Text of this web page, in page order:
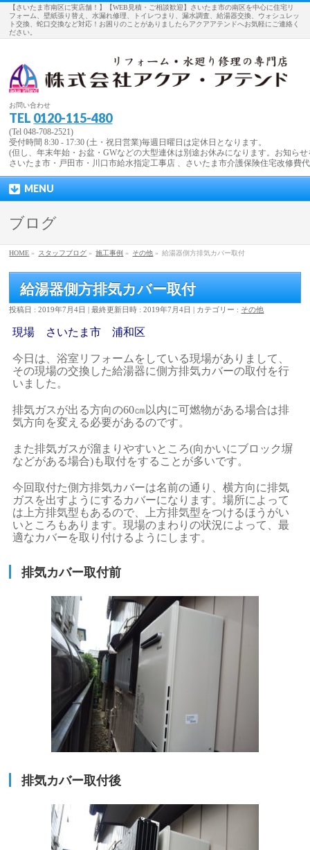
【さいたま市南区に実店舗！】【WEB見積・ご相談歓迎】さいたま市の南区を中心に住宅リ
フォーム、壁紙張り替え、水漏れ修理、トイレつまり、漏水調査、給湯器交換、ウォシュレッ
ト交換、蛇口交換など対応！お困りのことがありましたらアクアアテンドへお気軽にご連絡く
ださい。
お問い合わせ
TEL 0120-115-480
(Tel 048-708-2521)
受付時間 8:30 - 17:30 (土・祝日営業)毎週日曜日は定休日となります。
(但し、年末年始・お盆・GWなどの大型連休は別途お休みになります。お知ら
さいたま市・戸田市・川口市給水指定工事店 、さいたま市介護保険住宅改修費
MENU
ブログ
HOME » スタッフブログ » 施工事例 » その他 » 給湯器側方排気カバー取付
給湯器側方排気カバー取付
投稿日 : 2019年7月4日 最終更新日時 : 2019年7月4日 カテゴリー : その他
現場 さいたま市 浦和区
今日は、浴室リフォームをしている現場がありまして、
その現場の交換した給湯器に側方排気カバーの取付を行
いました。
排気ガスが出る方向の60㎝以内に可燃物がある場合は排
気方向を変える必要があるのです。
また排気ガスが溜まりやすいところ(向かいにブロック塀
などがある場合)も取付をすることが多いです。
今回取付た側方排気カバーは名前の通り、横方向に排気
ガスを出すようにするカバーになります。場所によって
は上方排気型もあるので、上方排気型をつけるほうがい
いところもあります。現場のまわりの状況によって、最
適なカバーを取り付けるようにします。
排気カバー取付前
排気カバー取付後